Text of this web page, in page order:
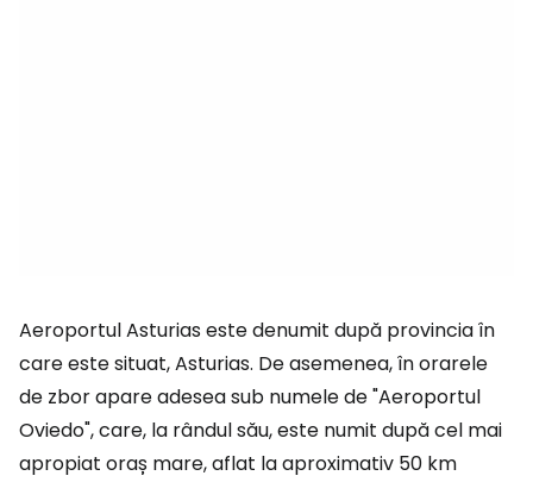
Aeroportul Asturias este denumit după provincia în
care este situat, Asturias. De asemenea, în orarele
de zbor apare adesea sub numele de "Aeroportul
Oviedo", care, la rândul său, este numit după cel mai
apropiat oraș mare, aflat la aproximativ 50 km